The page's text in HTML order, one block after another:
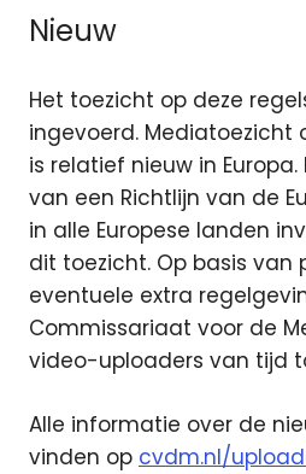
Nieuw
Het toezicht op deze
ingevoerd. Mediatoezicht
is relatief nieuw in
van een Richtlijn van de
in alle Europese landen
dit toezicht. Op basis van
eventuele extra
Commissariaat voor de
video-uploaders van tijd
Alle informatie over de
vinden op cvdm.nl/